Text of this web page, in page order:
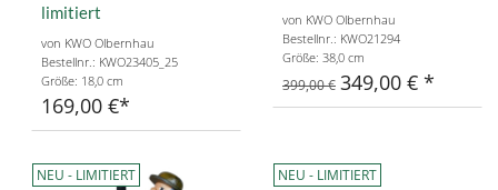
limitiert
von KWO Olbernhau
Bestellnr.: KWO23405_25
Größe: 18,0 cm
169,00 €
von KWO Olbernhau
Bestellnr.: KWO21294
Größe: 38,0 cm
399,00 € 349,00 €
NEU - LIMITIERT NEU - LIMITIERT